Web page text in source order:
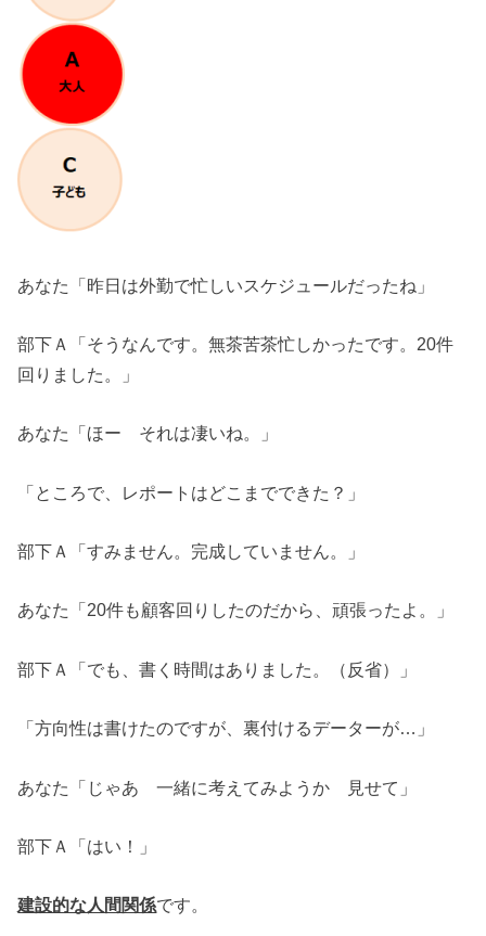
あなた「昨日は外勤で忙しいスケジュールだったね」
部下Ａ「そうなんです。無茶苦茶忙しかったです。20件
回りました。」
あなた「ほー それは凄いね。」
「ところで、レポートはどこまでできた？」
部下Ａ「すみません。完成していません。」
あなた「20件も顧客回りしたのだから、頑張ったよ。」
部下Ａ「でも、書く時間はありました。（反省）」
「方向性は書けたのですが、裏付けるデーターが…」
あなた「じゃあ 一緒に考えてみようか 見せて」
部下Ａ「はい！」
建設的な人間関係です。